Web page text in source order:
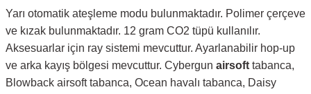
Yarı otomatik ateşleme modu bulunmaktadır. Polimer çerçeve
ve kızak bulunmaktadır. 12 gram CO2 tüpü kullanılır.
Aksesuarlar için ray sistemi mevcuttur. Ayarlanabilir hop-up
ve arka kayış bölgesi mevcuttur. Cybergun airsoft tabanca,
Blowback airsoft tabanca, Ocean havalı tabanca, Daisy